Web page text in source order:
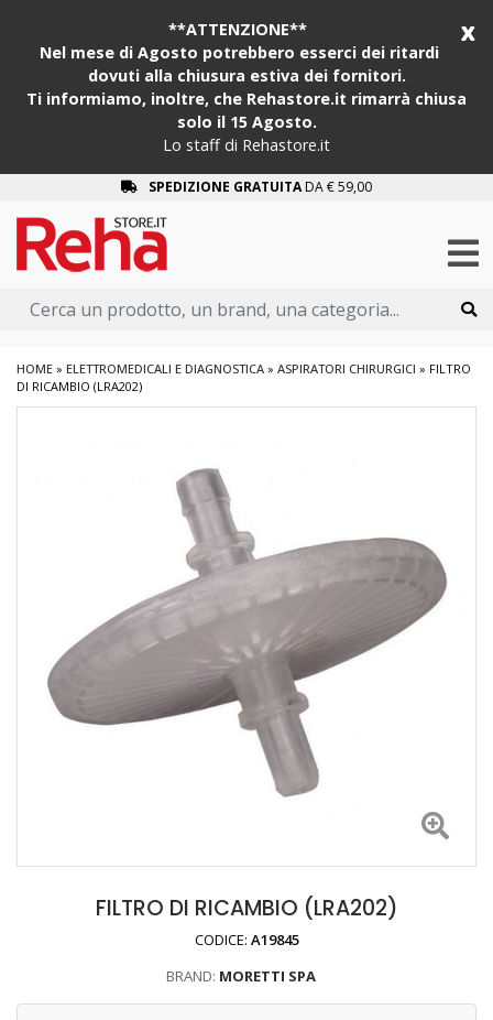
x
**ATTENZIONE**
Nel mese di Agosto potrebbero esserci dei ritardi
dovuti alla chiusura estiva dei fornitori.
Ti informiamo, inoltre, che Rehastore.it rimarrà chiusa
solo il 15 Agosto.
Lo staff di Rehastore.it
SPEDIZIONE GRATUITADA € 59,00
HOME » ELETTROMEDICALI E DIAGNOSTICA » ASPIRATORI CHIRURGICI » FILTRO
DI RICAMBIO (LRA202)
FILTRO DI RICAMBIO (LRA202)
CODICE: A19845
BRAND: MORETTI SPA